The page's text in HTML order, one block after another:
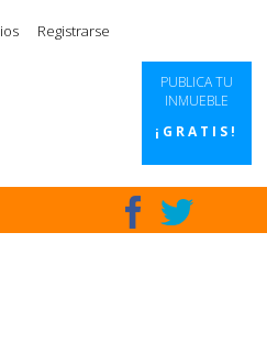
Registrarse
PUBLICA TU
INMUEBLE
¡GRATIS!